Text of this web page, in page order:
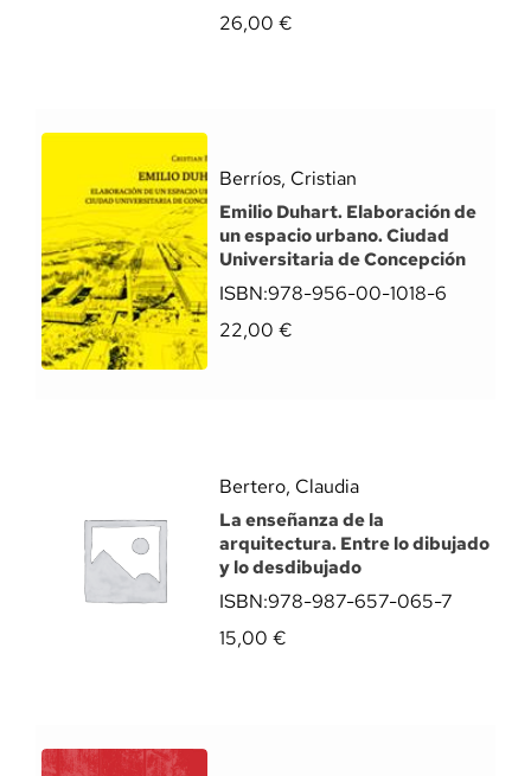
26,00 €
Berríos, Cristian
Emilio Duhart. Elaboración de
un espacio urbano. Ciudad
Universitaria de Concepción
ISBN:978-956-00-1018-6
22,00 €
Bertero, Claudia
La enseñanza de la
arquitectura. Entre lo dibujado
y lo desdibujado
ISBN:978-987-657-065-7
15,00 €